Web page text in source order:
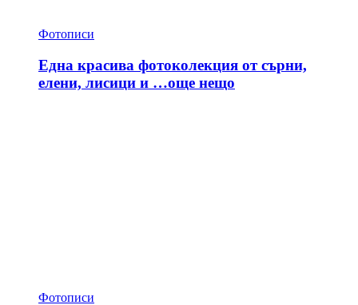
Фотописи
Една красива фотоколекция от сърни,
елени, лисици и …още нещо
Фотописи